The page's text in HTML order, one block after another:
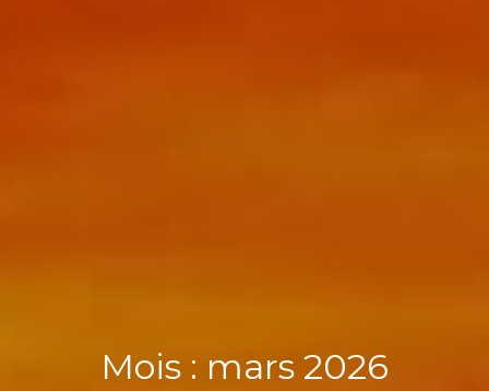
Mois : mars 2026